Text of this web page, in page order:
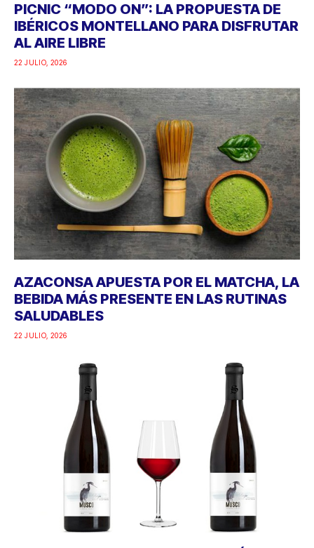
PICNIC “MODO ON”: LA PROPUESTA DE
IBÉRICOS MONTELLANO PARA DISFRUTAR
AL AIRE LIBRE
22 JULIO, 2026
AZACONSA APUESTA POR EL MATCHA, LA
BEBIDA MÁS PRESENTE EN LAS RUTINAS
SALUDABLES
22 JULIO, 2026